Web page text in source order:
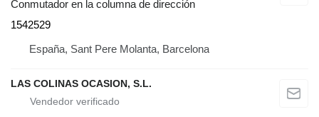
Conmutador en la columna de dirección
1542529
España, Sant Pere Molanta, Barcelona
LAS COLINAS OCASION, S.L.